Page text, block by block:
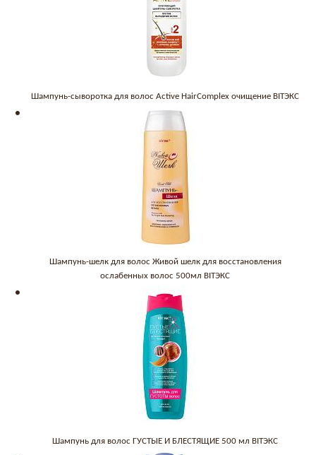
Шампунь-сыворотка для волос Active HairComplex очищение BITЭКС
Шампунь-шелк для волос Живой шелк для восстановления
ослабенных волос 500мл BITЭКС
Шампунь для волос ГУСТЫЕ И БЛЕСТЯЩИЕ 500 мл BITЭКС